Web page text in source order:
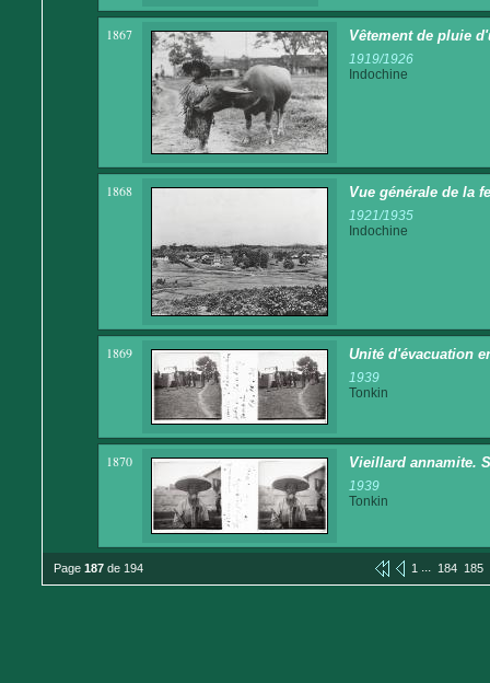
1867 Vêtement de pluie
1919/1926
Indochine
1868 Vue générale de la
1921/1935
Indochine
1869 Unité d'évacuation
1939
Tonkin
1870 Vieillard annamite.
1939
Tonkin
Page 187 de 194 1 ... 184 185